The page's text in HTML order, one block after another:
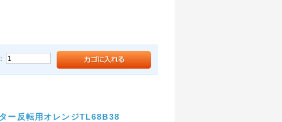
ー反転用オレンジTL68B38